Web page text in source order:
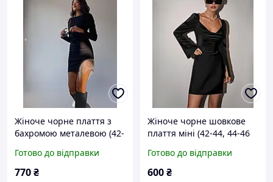
Жіноче чорне плаття з
бахромою металевою (42-
Готово до відправки
770₴
Жіноче чорне шовкове
плаття міні (42-44, 44-46
Готово до відправки
600₴